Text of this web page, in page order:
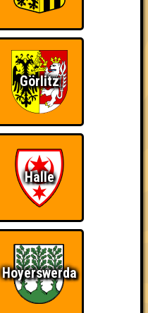
die in einem Stechen
- den haben sie sich
gibt es für diese auch
zum
Wiederzehn macht
Görlitz
Halle
Hoyerswerda